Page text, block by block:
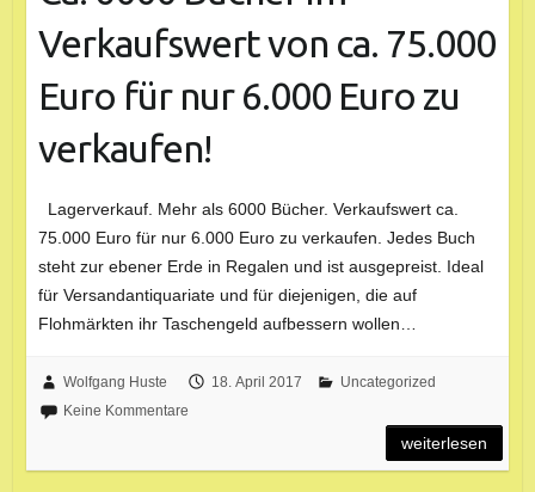
Verkaufswert von ca. 75.000
Euro für nur 6.000 Euro zu
verkaufen!
Lagerverkauf. Mehr als 6000 Bücher. Verkaufswert ca.
75.000 Euro für nur 6.000 Euro zu verkaufen. Jedes Buch
steht zur ebener Erde in Regalen und ist ausgepreist. Ideal
für Versandantiquariate und für diejenigen, die auf
Flohmärkten ihr Taschengeld aufbessern wollen…
Wolfgang Huste 18. April 2017
Uncategorized
Keine Kommentare
weiterlesen